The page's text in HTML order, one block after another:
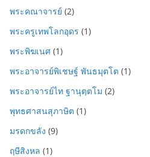
พระคณาจารย์ (2)
พระครูเทพโลกอุดร (1)
พระพิฆเนศ (1)
พระอาจารย์พิเชษฐ์ พันธมุตโต (1)
พระอาจารย์ไท ฐานุตฺตโม (2)
พุทธศาสนสุภาษิต (1)
มรดกขลัง (9)
ฤษีสิงหล (1)